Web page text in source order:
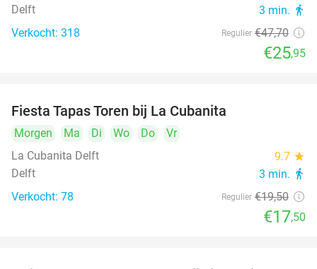
Delft 3 min. directions_walk
Verkocht: 318 Regulier €47,70
€25,95
Fiesta Tapas Toren bij La Cubanita
Morgen Ma Di Wo Do
Vr
La Cubanita Delft
9.7 star
Delft 3 min. directions_walk
Verkocht: 78 Regulier €19,50
€17,50